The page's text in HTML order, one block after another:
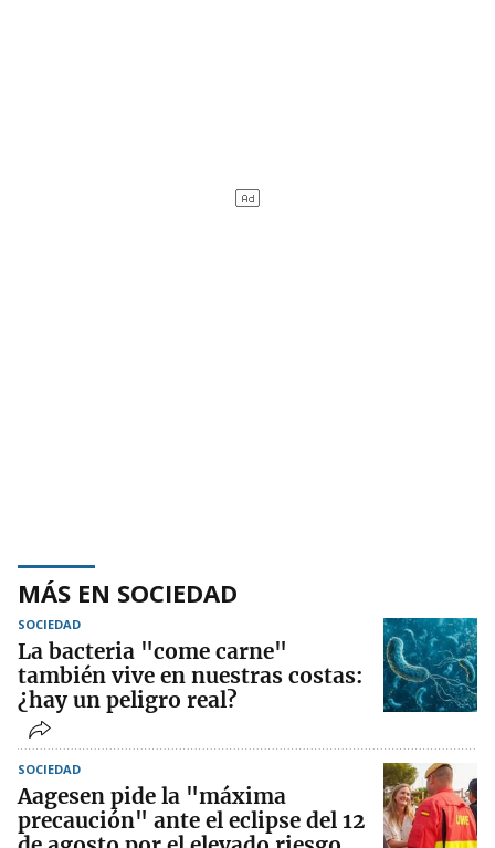
MÁS EN SOCIEDAD
SOCIEDAD
La bacteria "come carne"
también vive en nuestras costas:
¿hay un peligro real?
SOCIEDAD
Aagesen pide la "máxima
precaución" ante el eclipse del 12